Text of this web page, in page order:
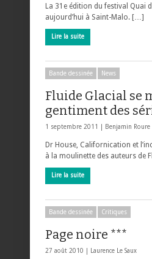
La 31e édition du festival Quai
aujourd’hui à Saint-Malo. […]
Lire la suite
Bande dessinée News
Fluide Glacial se
gentiment des
1 septembre 2011 | Benjamin Roure
Dr House, Californication et
à la moulinette des auteurs de
Lire la suite
Bande dessinée Critiques
Page noire ***
27 août 2010 | Laurence Le Saux